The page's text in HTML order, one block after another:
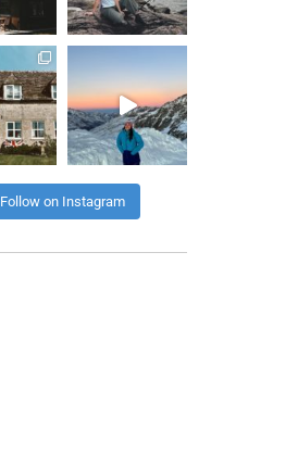
Follow on Instagram